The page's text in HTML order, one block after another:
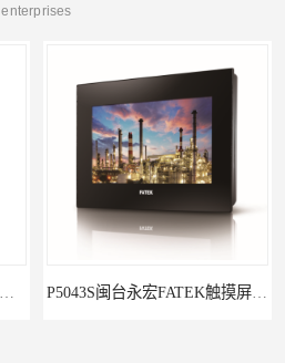
enterprises